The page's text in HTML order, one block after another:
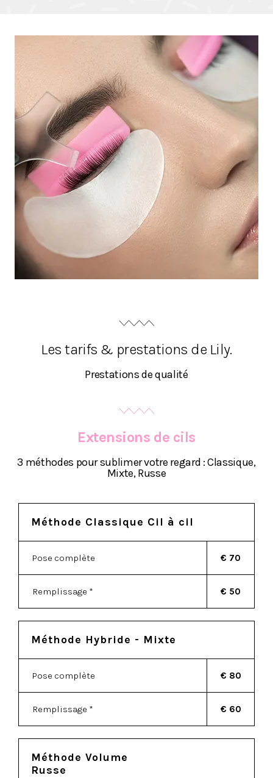
Les tarifs & prestations de Lily.
Prestations de qualité
Extensions de cils
3 méthodes pour sublimer votre regard : Classique,
Mixte, Russe
Méthode Classique Cil à cil
Pose complète € 70
Remplissage * € 50
Méthode Hybride - Mixte
Pose complète € 80
Remplissage * € 60
Méthode Volume
Russe